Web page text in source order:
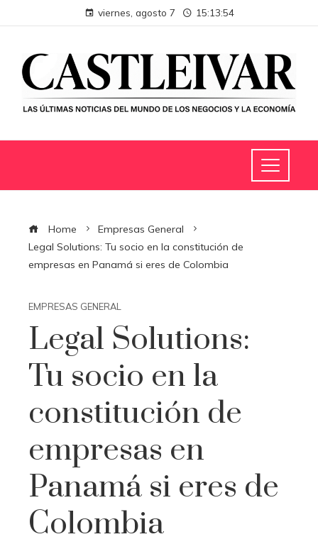
viernes, agosto 7 15:13:55
Home
Empresas General
Legal Solutions: Tu socio en la constitución de
empresas en Panamá si eres de Colombia
EMPRESAS GENERAL
Legal Solutions:
Tu socio en la
constitución de
empresas en
Panamá si eres de
Colombia